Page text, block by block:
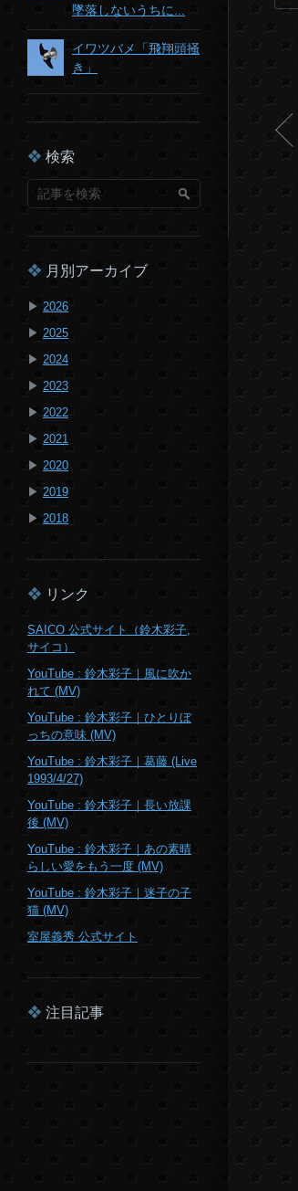
墜落しないうちに...
イワツバメ「飛翔頭掻
き」
検索
月別アーカイブ
▶ 2026
▶ 2025
▶ 2024
▶ 2023
▶ 2022
▶ 2021
▶ 2020
▶ 2019
▶ 2018
リンク
SAICO 公式サイト（鈴木彩子,
サイコ）
YouTube : 鈴木彩子｜風に吹か
れて (MV)
YouTube : 鈴木彩子｜ひとりぼ
っちの意味 (MV)
YouTube : 鈴木彩子｜葛藤 (Live
1993/4/27)
YouTube : 鈴木彩子｜長い放課
後 (MV)
YouTube : 鈴木彩子｜あの素晴
らしい愛をもう一度 (MV)
YouTube : 鈴木彩子｜迷子の子
猫 (MV)
室屋義秀 公式サイト
注目記事